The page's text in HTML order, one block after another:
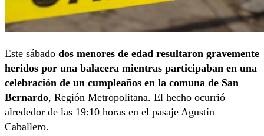
Este sábado dos menores de edad resultaron gravemente
heridos por una balacera mientras participaban en una
celebración de un cumpleaños en la comuna de San
Bernardo, Región Metropolitana. El hecho ocurrió
alrededor de las 19:10 horas en el pasaje Agustín
Caballero.